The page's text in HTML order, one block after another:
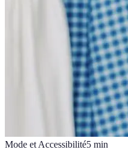
Mode et Accessibilité5 min